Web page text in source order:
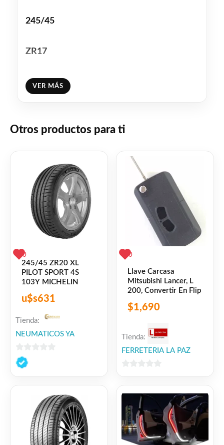
245/45
ZR17
XL PILOT SPORT 5
Share Facebook
WhatsApp
Gmail
EmailCopy
Link
Twitter
Share
👍 0 personas recomiendan este producto
VER MÁS
Otros productos para ti
0
245/45 ZR20 XL
PILOT SPORT 4S
103Y MICHELIN
u$s631
Tienda:
NEUMATICOS YA
0
de
0
Llave Carcasa
Mitsubishi Lancer, L
200, Convertir En Flip
$1,690
Tienda:
FERRETERIA LA PAZ
5